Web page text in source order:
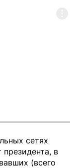
сетях
в
(всего